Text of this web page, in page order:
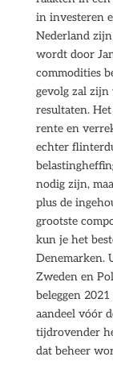
in investeren
Nederland
wordt door
commodities
gevolg zal zijn
resultaten.
rente en
echter
nodig zijn,
plus de
grootste
kun je het
Denemarken.
Zweden en
beleggen
aandeel vóór
tijdrovender
dat beheer